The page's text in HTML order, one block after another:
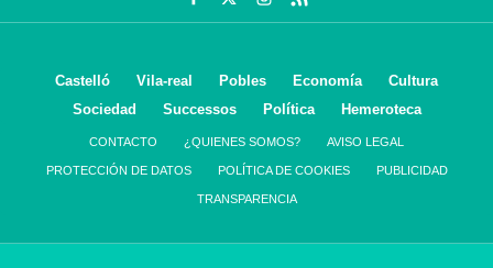
Castelló Vila-real Pobles Economía
Cultura
Sociedad
Successos Política Hemeroteca
CONTACTO ¿QUIENES SOMOS? AVISO LEGAL
PROTECCIÓN DE DATOS POLÍTICA DE COOKIES PUBLICIDAD
TRANSPARENCIA